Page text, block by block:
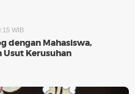
WIB
dengan Mahasiswa,
Usut Kerusuhan